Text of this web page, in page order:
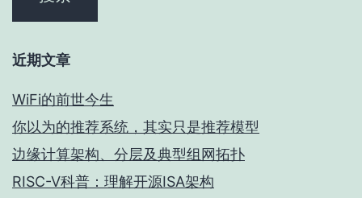
近期文章
WiFi的前世今生
你以为的推荐系统，其实只是推荐模型
边缘计算架构、分层及典型组网拓扑
RISC-V科普：理解开源ISA架构